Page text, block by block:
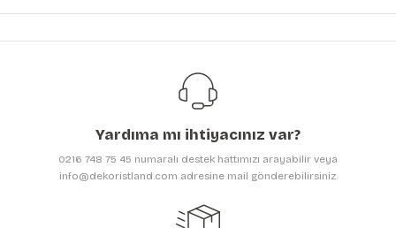
yetersiz gördüğünüz noktaları öneri formunu kullanarak tarafımıza
Görüş ve önerileriniz için teşekkür ederiz.
Ürün resmi kalitesiz, bozuk veya görüntülenemiyor.
Ürün bilgilerinde hatalar bulunuyor.
Yardıma mı ihtiyacınız var?
0216 748 75 45 numaralı destek hattımızı arayabilir veya
info@dekoristland.com adresine mail gönderebilirsiniz.